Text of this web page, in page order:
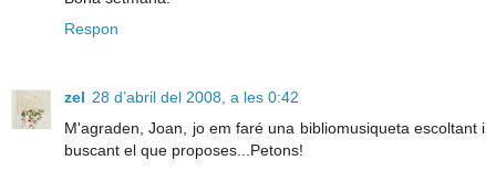
Respon
zel 28 d’abril del 2008, a les 0:42
M'agraden, Joan, jo em faré una bibliomusiqueta escoltant i
buscant el que proposes...Petons!